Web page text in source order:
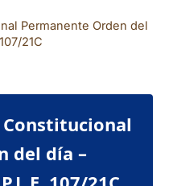
Permanente Orden del
21C
del día –